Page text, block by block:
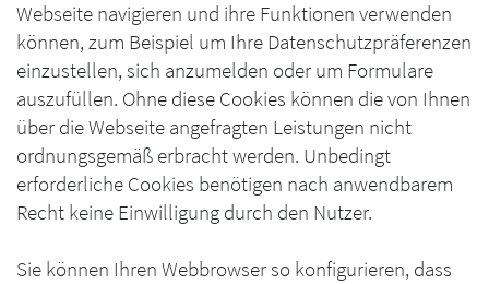
Webseite navigieren und ihre Funktionen verwenden
können, zum Beispiel um Ihre Datenschutzpräferenzen
einzustellen, sich anzumelden oder um Formulare
auszufüllen. Ohne diese Cookies können die von Ihnen
über die Webseite angefragten Leistungen nicht
ordnungsgemäß erbracht werden. Unbedingt
erforderliche Cookies benötigen nach anwendbarem
Recht keine Einwilligung durch den Nutzer.
Sie können Ihren Webbrowser so konfigurieren, dass